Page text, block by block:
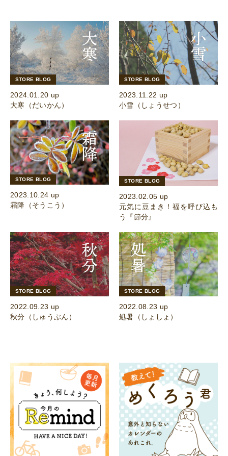
STORE BLOG
2024.01.20 up
大寒（だいかん）
STORE BLOG
2023.11.22 up
小雪（しょうせつ）
STORE BLOG
2023.10.24 up
霜降（そうこう）
STORE BLOG
2023.02.05 up
元気に豆まき！福を呼び込も
う『節分』
STORE BLOG
2022.09.23 up
秋分（しゅうぶん）
STORE BLOG
2022.08.23 up
処暑（しょしょ）